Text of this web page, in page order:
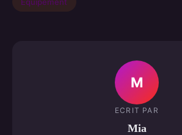
M
ECRIT PAR
Mia